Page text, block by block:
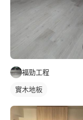
福勁工程
實木地板